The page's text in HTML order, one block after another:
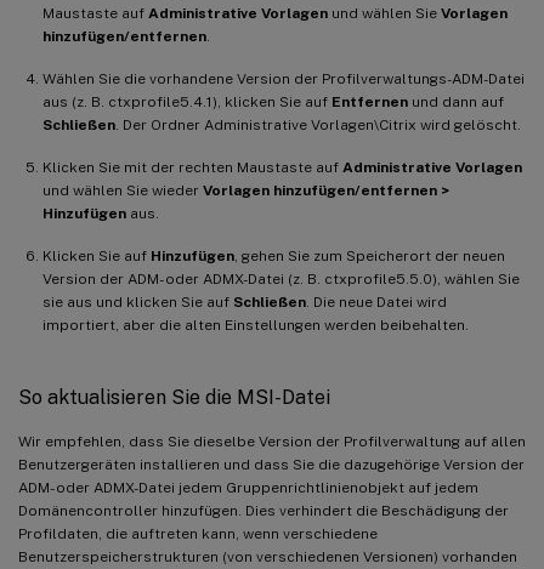
Maustaste auf Administrative Vorlagen und wählen Sie Vorlagen
hinzufügen/entfernen
Wählen Sie die vorhandene Version der Profilverwaltungs-ADM-Datei
aus (z. B. ctxprofile5.4.1), klicken Sie auf Entfernen und dann auf
Schließen . Der Ordner Administrative Vorlagen\Citrix wird gelöscht.
Klicken Sie mit der rechten Maustaste auf Administrative Vorlagen
und wählen Sie wieder Vorlagen hinzufügen/entfernen >
Hinzufügen aus.
Klicken Sie auf Hinzufügen , gehen Sie zum Speicherort der neuen
Version der ADM- oder ADMX-Datei (z. B. ctxprofile5.5.0), wählen Sie
sie aus und klicken Sie auf Schließen . Die neue Datei wird
importiert, aber die alten Einstellungen werden beibehalten.
So aktualisieren Sie die MSI-Datei
Wir empfehlen, dass Sie dieselbe Version der Profilverwaltung auf allen
Benutzergeräten installieren und dass Sie die dazugehörige Version der
ADM- oder ADMX-Datei jedem Gruppenrichtlinienobjekt auf jedem
Domänencontroller hinzufügen. Dies verhindert die Beschädigung der
Profildaten, die auftreten kann, wenn verschiedene
Benutzerspeicherstrukturen (von verschiedenen Versionen) vorhanden